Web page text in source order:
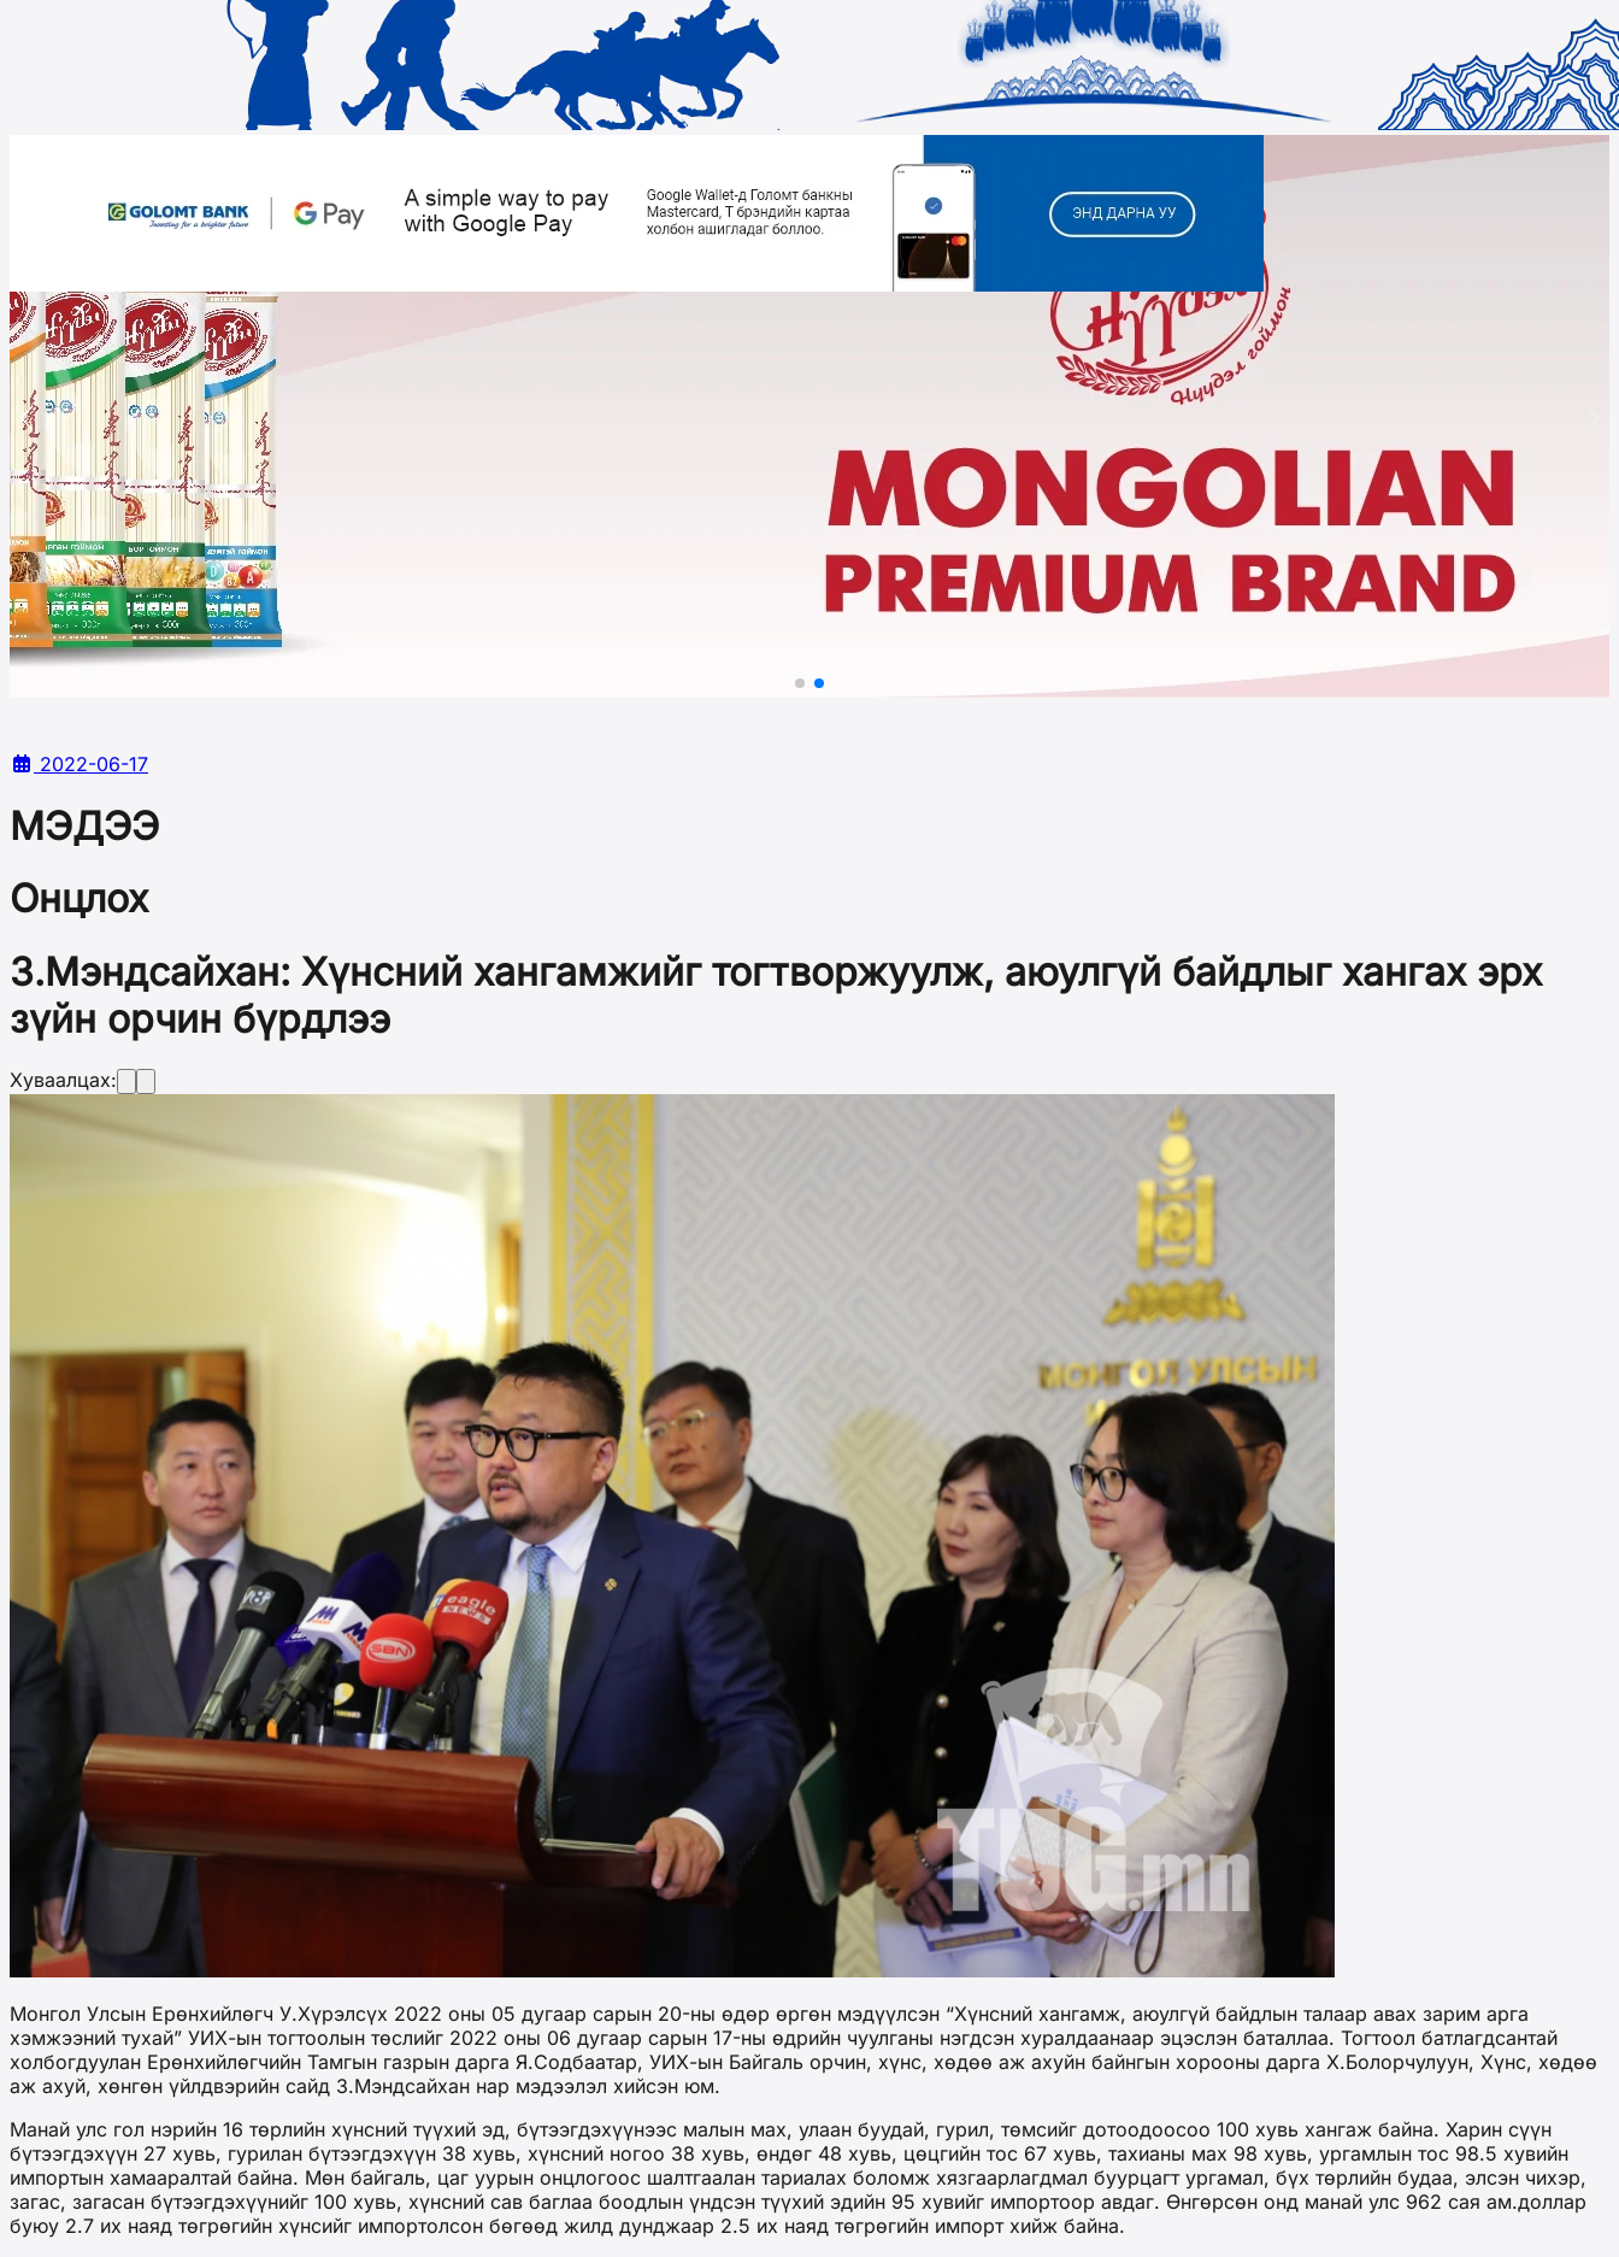
2022-06-17
МЭДЭЭ
Онцлох
З.Мэндсайхан: Хүнсний хангамжийг тогтворжуулж, аюулгүй байдлыг хангах эрх
зүйн орчин бүрдлээ
Хуваалцах:
Монгол Улсын Ерөнхийлөгч У.Хүрэлсүх 2022 оны 05 дугаар сарын 20-ны өдөр өргөн мэдүүлсэн “Хүнсний хангамж, аюулгүй байдлын талаар авах зарим арга
хэмжээний тухай” УИХ-ын тогтоолын төслийг 2022 оны 06 дугаар сарын 17-ны өдрийн чуулганы нэгдсэн хуралдаанаар эцэслэн баталлаа. Тогтоол батлагдсантай
холбогдуулан Ерөнхийлөгчийн Тамгын газрын дарга Я.Содбаатар, УИХ-ын Байгаль орчин, хүнс, хөдөө аж ахуйн байнгын хорооны дарга Х.Болорчулуун, Хүнс, хөдөө
аж ахуй, хөнгөн үйлдвэрийн сайд З.Мэндсайхан нар мэдээлэл хийсэн юм.
Манай улс гол нэрийн 16 төрлийн хүнсний түүхий эд, бүтээгдэхүүнээс малын мах, улаан буудай, гурил, төмсийг дотоодоосоо 100 хувь хангаж байна. Харин сүүн
бүтээгдэхүүн 27 хувь, гурилан бүтээгдэхүүн 38 хувь, хүнсний ногоо 38 хувь, өндөг 48 хувь, цөцгийн тос 67 хувь, тахианы мах 98 хувь, ургамлын тос 98.5 хувийн
импортын хамааралтай байна. Мөн байгаль, цаг уурын онцлогоос шалтгаалан тариалах боломж хязгаарлагдмал буурцагт ургамал, бүх төрлийн будаа, элсэн чихэр,
загас, загасан бүтээгдэхүүнийг 100 хувь, хүнсний сав баглаа боодлын үндсэн түүхий эдийн 95 хувийг импортоор авдаг. Өнгөрсөн онд манай улс 962 сая ам.доллар
буюу 2.7 их наяд төгрөгийн хүнсийг импортолсон бөгөөд жилд дунджаар 2.5 их наяд төгрөгийн импорт хийж байна.